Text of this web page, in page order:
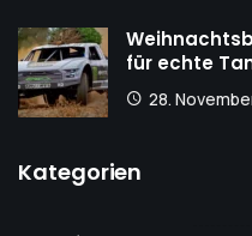
für echte
28.
Kategorien